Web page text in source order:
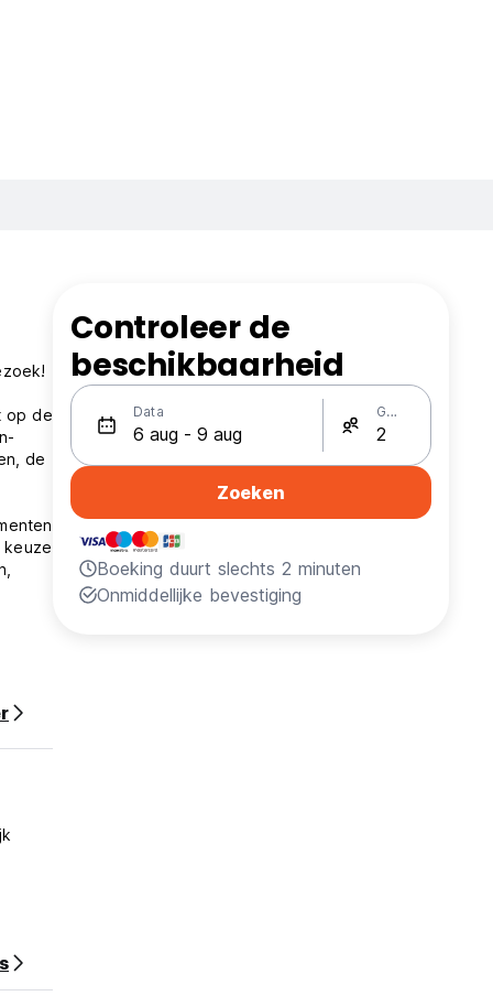
op de
de
keuze
Controleer de
beschikbaarheid
Data Gasten
Zoeken
Boeking duurt slechts 2 minuten
Onmiddellijke bevestiging